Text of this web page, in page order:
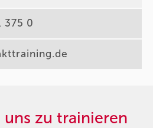
375 0
zu trainieren